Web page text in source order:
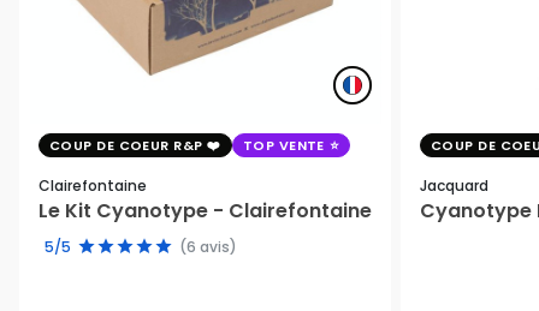
COUP DE COEUR R&P TOP VENTE
Clairefontaine
Le Kit Cyanotype - Clairefontaine
5/5 (6 avis)
COUP DE
Jacquard
Cyanotype